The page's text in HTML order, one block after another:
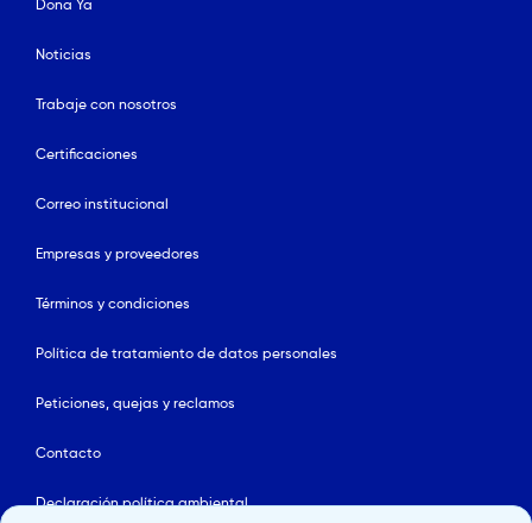
Dona Ya
Noticias
Trabaje con nosotros
Certificaciones
Correo institucional
Empresas y proveedores
Términos y condiciones
Política de tratamiento de datos personales
Peticiones, quejas y reclamos
Contacto
Declaración política ambiental